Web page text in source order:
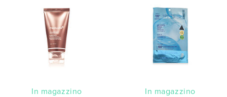
In magazzino In magazzino